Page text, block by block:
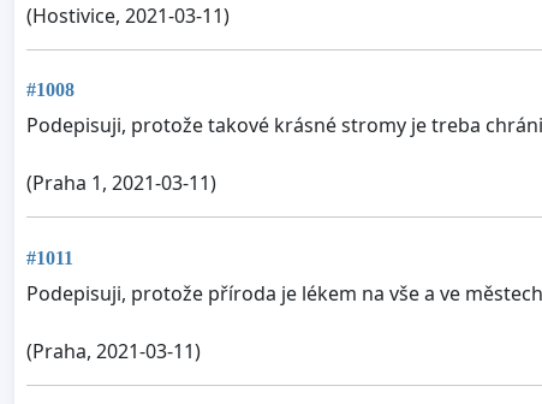
(Hostivice, 2021-03-11)
#1008
Podepisuji, protože takové krásné stromy je treba
(Praha 1, 2021-03-11)
#1011
Podepisuji, protože příroda je lékem na vše a ve
(Praha, 2021-03-11)